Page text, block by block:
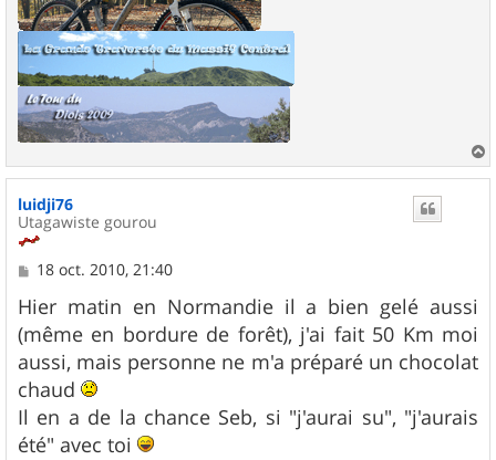
a
luidji76
Utagawiste gourou
M
s
s
a
g
e
18 oct. 2010, 21:40
Hier matin en Normandie il a bien gelé aussi
(même en bordure de forêt), j'ai fait 50 Km moi
aussi, mais personne ne m'a préparé un chocolat
chaud
Il en a de la chance Seb, si "j'aurai su", "j'aurais
été" avec toi